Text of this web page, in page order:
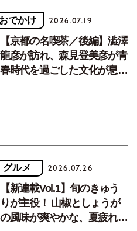
おでかけ 2026.07.19
【京都の名喫茶／後編】澁澤
龍彦が訪れ、森見登美彦が青
春時代を過ごした文化が息づ
グルメ 2026.07.26
【新連載Vol.1】旬のきゅう
りが主役！ 山椒としょうが
の風味が爽やかな、夏疲れを